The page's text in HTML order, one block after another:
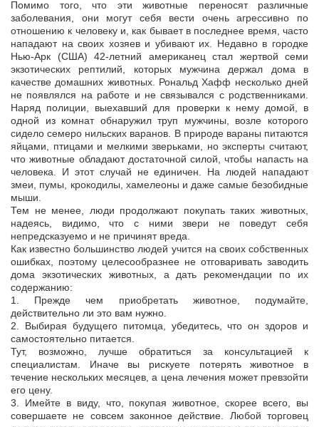
Помимо того, что эти животные переносят различные
заболевания, они могут себя вести очень агрессивно по
отношению к человеку и, как бывает в последнее время, часто
нападают на своих хозяев и убивают их. Недавно в городке
Нью-Арк (США) 42-летний американец стал жертвой семи
экзотических рептилий, которых мужчина держал дома в
качестве домашних животных. Рональд Хафф несколько дней
не появлялся на работе и не связывался с родственниками.
Наряд полиции, выехавший для проверки к нему домой, в
одной из комнат обнаружил труп мужчины, возле которого
сидело семеро нильских варанов. В природе вараны питаются
яйцами, птицами и мелкими зверьками, но эксперты считают,
что животные обладают достаточной силой, чтобы напасть на
человека. И этот случай не единичен. На людей нападают
змеи, пумы, крокодилы, хамелеоны и даже самые безобидные
мыши.
Тем не менее, люди продолжают покупать таких животных,
надеясь, видимо, что с ними звери не поведут себя
непредсказуемо и не причинят вреда.
Как известно большинство людей учится на своих собственных
ошибках, поэтому целесообразнее не отговаривать заводить
дома экзотических животных, а дать рекомендации по их
содержанию:
1. Прежде чем приобретать животное, подумайте,
действительно ли это вам нужно.
2. Выбирая будущего питомца, убедитесь, что он здоров и
самостоятельно питается.
Тут, возможно, лучше обратиться за консультацией к
специалистам. Иначе вы рискуете потерять животное в
течение нескольких месяцев, а цена лечения может превзойти
его цену.
3. Имейте в виду, что, покупая животное, скорее всего, вы
совершаете не совсем законное действие. Любой торговец